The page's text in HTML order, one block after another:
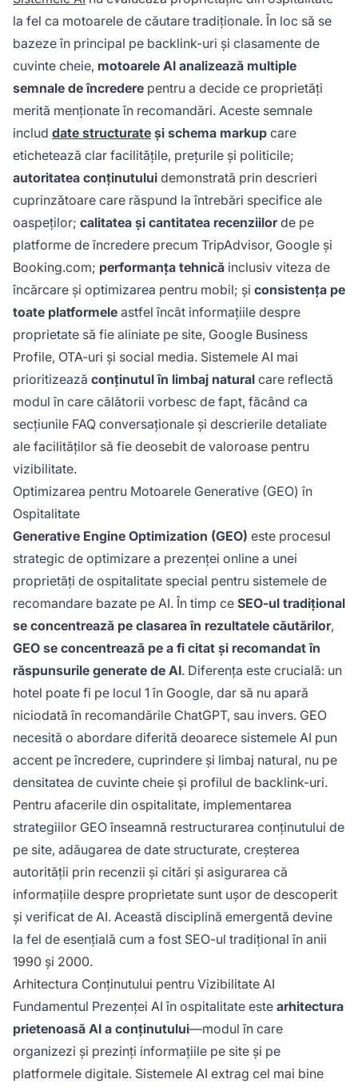
la fel ca motoarele de căutare tradiționale. În loc să se
bazeze în principal pe backlink-uri și clasamente de
cuvinte cheie, motoarele AI analizează multiple
semnale de încredere pentru a decide ce proprietăți
merită menționate în recomandări. Aceste semnale
includ date structurate și schema markup care
etichetează clar facilitățile, prețurile și politicile;
autoritatea conținutului demonstrată prin descrieri
cuprinzătoare care răspund la întrebări specifice ale
oaspeților; calitatea și cantitatea recenziilorde pe
platforme de încredere precum TripAdvisor, Google și
Booking.com; performanța tehnică inclusiv viteza de
încărcare și optimizarea pentru mobil; și consistența pe
toate platformele astfel încât informațiile despre
proprietate să fie aliniate pe site, Google Business
Profile, OTA-uri și social media. Sistemele AI mai
prioritizează conținutul în limbaj natural care reflectă
modul în care călătorii vorbesc de fapt, făcând ca
secțiunile FAQ conversaționale și descrierile detaliate
ale facilităților să fie deosebit de valoroase pentru
vizibilitate.
Optimizarea pentru Motoarele Generative (GEO) în
Ospitalitate
Generative Engine Optimization (GEO) este procesul
strategic de optimizare a prezenței online a unei
proprietăți de ospitalitate special pentru sistemele de
recomandare bazate pe AI. În timp ce SEO-ul tradițional
se concentrează pe clasarea în rezultatele căutărilor,
GEO se concentrează pe a fi citat și recomandat în
răspunsurile generate de AI. Diferența este crucială: un
hotel poate fi pe locul 1 în Google, dar să nu apară
niciodată în recomandările ChatGPT, sau invers. GEO
necesită o abordare diferită deoarece sistemele AI pun
accent pe încredere, cuprindere și limbaj natural, nu pe
densitatea de cuvinte cheie și profilul de backlink-uri.
Pentru afacerile din ospitalitate, implementarea
strategiilor GEO înseamnă restructurarea conținutului de
pe site, adăugarea de date structurate, creșterea
autorității prin recenzii și citări și asigurarea că
informațiile despre proprietate sunt ușor de descoperit
și verificat de AI. Această disciplină emergentă devine
la fel de esențială cum a fost SEO-ul tradițional în anii
1990 și 2000.
Arhitectura Conținutului pentru Vizibilitate AI
Fundamentul Prezenței AI în ospitalitate este arhitectura
prietenoasă AI a conținutului—modul în care
organizezi și prezinți informațiile pe site și pe
platformele digitale. Sistemele AI extrag cel mai bine